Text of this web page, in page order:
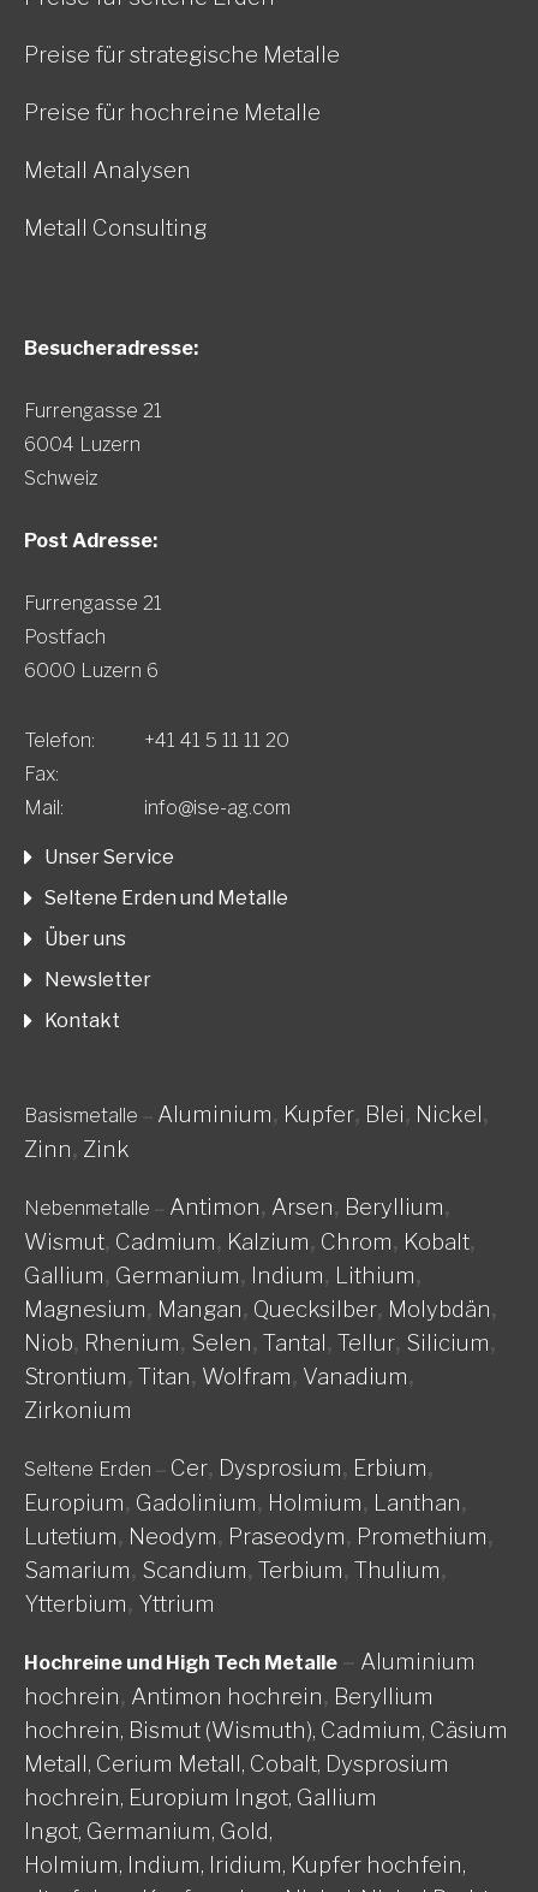
Preise für strategische Metalle
Preise für hochreine Metalle
Metall Analysen
Metall Consulting
Besucheradresse:
Furrengasse 21
6004 Luzern
Schweiz
Post Adresse:
Furrengasse 21
Postfach
6000 Luzern 6
Telefon:
+41 41 5 11 11 20
Fax:
Mail:
info@ise-ag.com
Unser Service
Seltene Erden und Metalle
Über uns
Newsletter
Kontakt
Basismetalle – Aluminium, Kupfer, Blei, Nickel,
Zinn, Zink
Nebenmetalle – Antimon, Arsen, Beryllium,
Wismut, Cadmium, Kalzium, Chrom, Kobalt,
Gallium, Germanium, Indium, Lithium,
Magnesium, Mangan, Quecksilber, Molybdän,
Niob, Rhenium, Selen, Tantal, Tellur, Silicium,
Strontium, Titan, Wolfram, Vanadium,
Zirkonium
Seltene Erden – Cer, Dysprosium, Erbium,
Europium, Gadolinium, Holmium, Lanthan,
Lutetium, Neodym, Praseodym, Promethium,
Samarium, Scandium, Terbium, Thulium,
Ytterbium, Yttrium
Hochreine und High Tech Metalle – Aluminium
hochrein, Antimon hochrein, Beryllium
hochrein, Bismut (Wismuth), Cadmium, Cäsium
Metall, Cerium Metall, Cobalt, Dysprosium
hochrein, Europium Ingot, Gallium
Ingot, Germanium, Gold,
Holmium, Indium, Iridium, Kupfer hochfein,